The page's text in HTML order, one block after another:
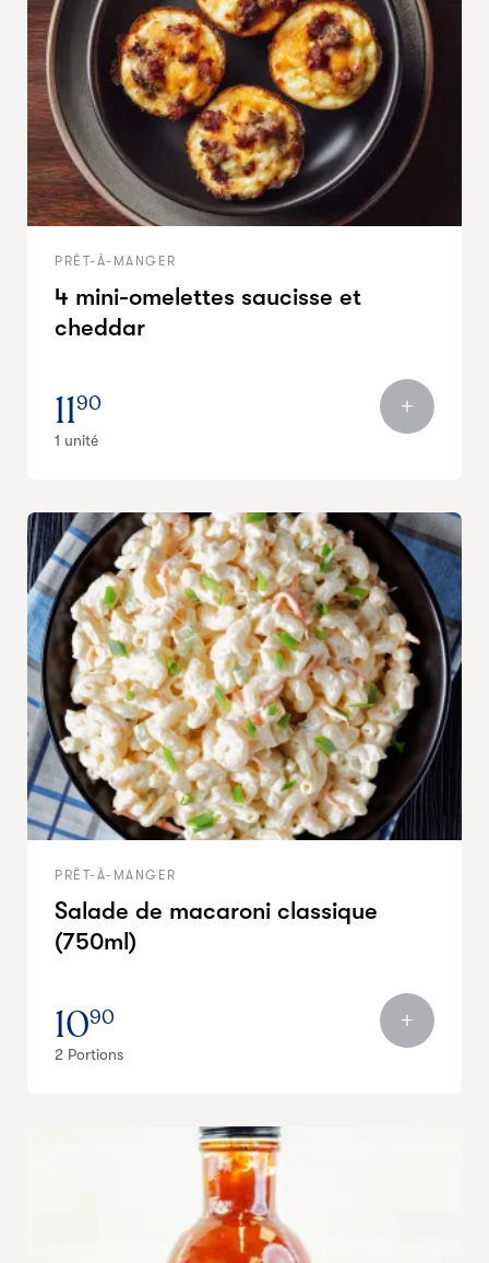
PRÊT-À-MANGER
4 mini-omelettes saucisse et
cheddar
1190
1 unité
PRÊT-À-MANGER
Salade de macaroni classique
(750ml)
1090
2 Portions